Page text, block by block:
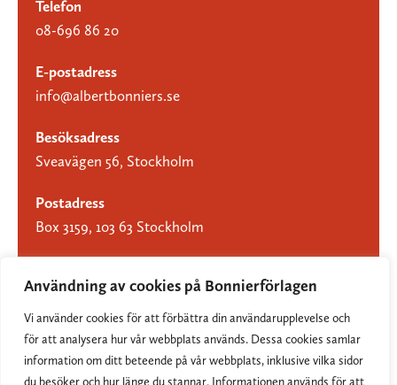
Användning av cookies på Bonnierförlagen
Vi använder cookies för att förbättra din användarupplevelse och
för att analysera hur vår webbplats används. Dessa cookies samlar
information om ditt beteende på vår webbplats, inklusive vilka sidor
du besöker och hur länge du stannar. Informationen används för att
Telefon
08-696 86 20
E-postadress
info@albertbonniers.se
Besöksadress
Sveavägen 56, Stockholm
Postadress
Box 3159, 103 63 Stockholm
Om Bonnierförlagen
Cookies